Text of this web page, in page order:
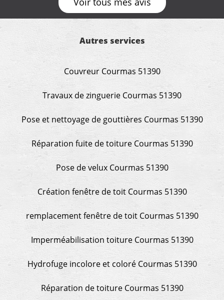
Autres services
Couvreur Courmas 51390
Travaux de zinguerie Courmas 51390
Pose et nettoyage de gouttières Courmas 51390
Réparation fuite de toiture Courmas 51390
Pose de velux Courmas 51390
Création fenêtre de toit Courmas 51390
remplacement fenêtre de toit Courmas 51390
Imperméabilisation toiture Courmas 51390
Hydrofuge incolore et coloré Courmas 51390
Réparation de toiture Courmas 51390